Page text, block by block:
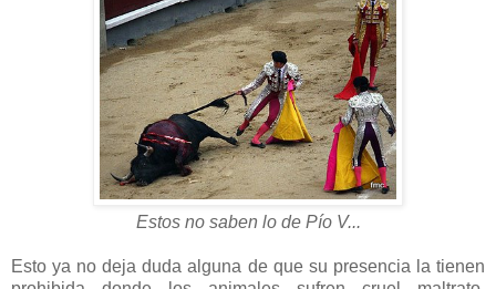
Estos no saben lo de Pío V...
Esto ya no deja duda alguna de que su presencia la tienen